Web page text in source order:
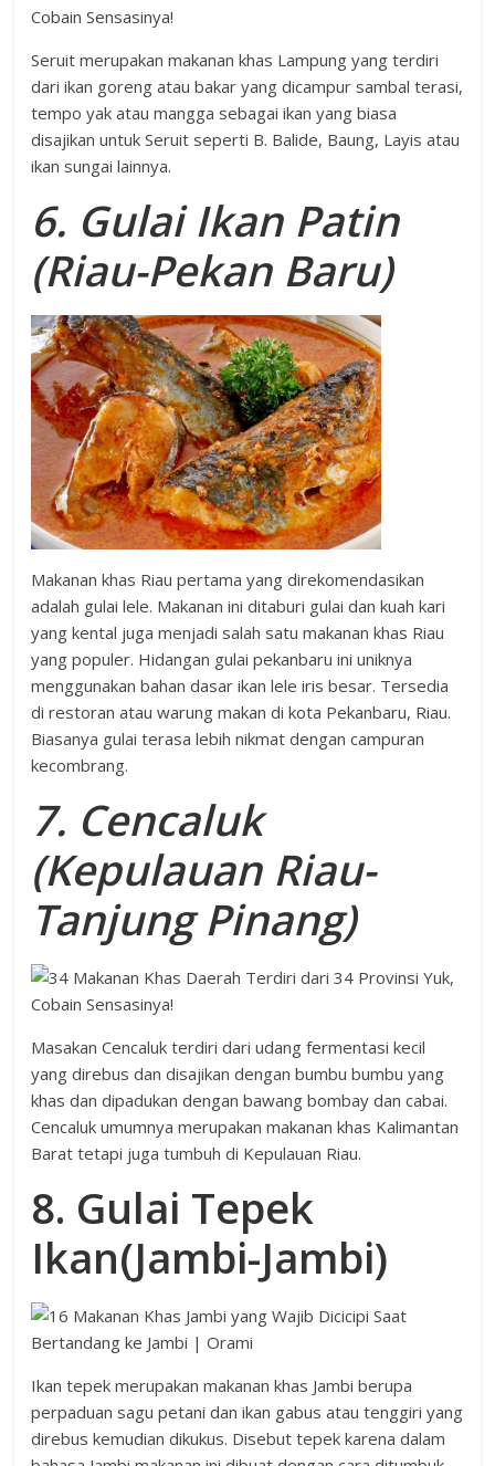
Seruit merupakan makanan khas Lampung yang terdiri
dari ikan goreng atau bakar yang dicampur sambal terasi,
tempo yak atau mangga sebagai ikan yang biasa
disajikan untuk Seruit seperti B. Balide, Baung, Layis atau
ikan sungai lainnya.
6. Gulai Ikan Patin
(Riau-Pekan Baru)
Makanan khas Riau pertama yang direkomendasikan
adalah gulai lele. Makanan ini ditaburi gulai dan kuah kari
yang kental juga menjadi salah satu makanan khas Riau
yang populer. Hidangan gulai pekanbaru ini uniknya
menggunakan bahan dasar ikan lele iris besar. Tersedia
di restoran atau warung makan di kota Pekanbaru, Riau.
Biasanya gulai terasa lebih nikmat dengan campuran
kecombrang.
7. Cencaluk
(Kepulauan Riau-
Tanjung Pinang)
Masakan Cencaluk terdiri dari udang fermentasi kecil
yang direbus dan disajikan dengan bumbu bumbu yang
khas dan dipadukan dengan bawang bombay dan cabai.
Cencaluk umumnya merupakan makanan khas Kalimantan
Barat tetapi juga tumbuh di Kepulauan Riau.
8. Gulai Tepek
Ikan(Jambi-Jambi)
Ikan tepek merupakan makanan khas Jambi berupa
perpaduan sagu petani dan ikan gabus atau tenggiri yang
direbus kemudian dikukus. Disebut tepek karena dalam